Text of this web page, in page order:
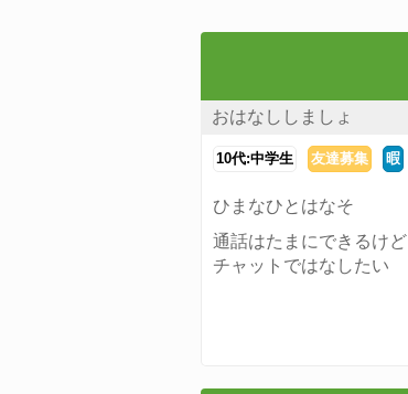
おはなししましょ
10代:中学生 友達募集 暇
ひまなひとはなそ
通話はたまにできるけど
チャットではなしたい